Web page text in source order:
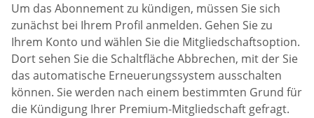
Um das Abonnement zu kündigen, müssen Sie sich
zunächst bei Ihrem Profil anmelden. Gehen Sie zu
Ihrem Konto und wählen Sie die Mitgliedschaftsoption.
Dort sehen Sie die Schaltfläche Abbrechen, mit der Sie
das automatische Erneuerungssystem ausschalten
können. Sie werden nach einem bestimmten Grund für
die Kündigung Ihrer Premium-Mitgliedschaft gefragt.